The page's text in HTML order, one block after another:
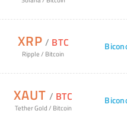
XRP / BTC
Ripple/ Bitcoin
XAUT / BTC
Tether Gold/ Bitcoin